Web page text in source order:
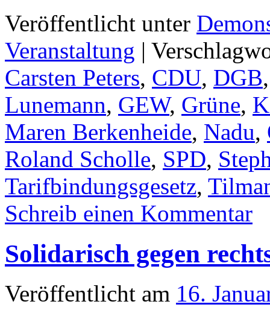
Veröffentlicht unter
Veranstaltung |
Carsten Peters, CDU, DGB
Lunemann, GEW, Grüne,
Maren Berkenheide, Nadu,
Roland Scholle, SPD,
Tarifbindungsgesetz,
Schreib einen Kommentar
Solidarisch gegen
Veröffentlicht am 16.